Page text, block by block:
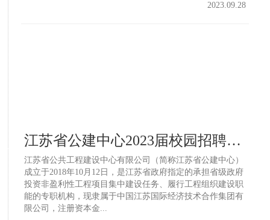
2023.09.28
江苏省公建中心2023届校园招聘公告
江苏省公共工程建设中心有限公司（简称江苏省公建中心）
成立于2018年10月12日，是江苏省政府指定的承担省级政府
投资非盈利性工程项目集中建设任务、履行工程组织建设职
能的专职机构，现隶属于中国江苏国际经济技术合作集团有
限公司，注册资本金...